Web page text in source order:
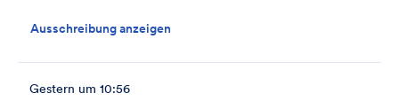
Ausschreibung anzeigen
Gestern um 10:56